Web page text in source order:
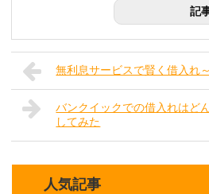
記
無利息サービスで賢く借入れ
バンクイックでの借入れはど
してみた
人気記事